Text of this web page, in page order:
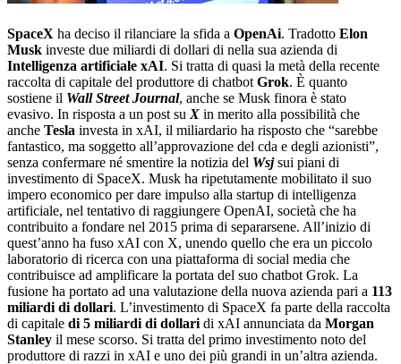
SpaceX ha deciso il rilanciare la sfida a OpenAi. Tradotto Elon
Musk investe due miliardi di dollari di nella sua azienda di
Intelligenza artificiale xAI. Si tratta di quasi la metà della recente
raccolta di capitale del produttore di chatbot Grok. È quanto
sostiene il Wall Street Journal, anche se Musk finora è stato
evasivo. In risposta a un post su X in merito alla possibilità che
anche Tesla investa in xAI, il miliardario ha risposto che “sarebbe
fantastico, ma soggetto all’approvazione del cda e degli azionisti”,
senza confermare né smentire la notizia del Wsjsui piani di
investimento di SpaceX. Musk ha ripetutamente mobilitato il suo
impero economico per dare impulso alla startup di intelligenza
artificiale, nel tentativo di raggiungere OpenAI, società che ha
contribuito a fondare nel 2015 prima di separarsene. All’inizio di
quest’anno ha fuso xAI con X, unendo quello che era un piccolo
laboratorio di ricerca con una piattaforma di social media che
contribuisce ad amplificare la portata del suo chatbot Grok. La
fusione ha portato ad una valutazione della nuova azienda pari a 113
miliardi di dollari. L’investimento di SpaceX fa parte della raccolta
di capitale di 5 miliardi di dollari di xAI annunciata da Morgan
Stanley il mese scorso. Si tratta del primo investimento noto del
produttore di razzi in xAI e uno dei più grandi in un’altra azienda.